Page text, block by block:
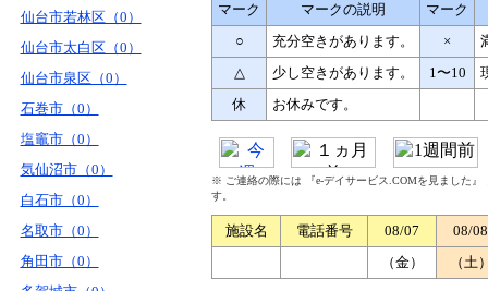
仙台市若林区（0）
仙台市太白区（0）
仙台市泉区（0）
石巻市（0）
塩竈市（0）
気仙沼市（0）
白石市（0）
名取市（0）
角田市（0）
マーク マークの説明
マーク
○
充分空きがあります。 ×
△
少し空きがあります。 1〜10
休
お休みです。
※ ご連絡の際には 『e-デイサービス.COMを見ました
す。
施設名 電話番号 08/07
08/08
（金）
（土